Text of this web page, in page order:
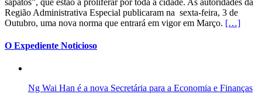
Região Administrativa Especial publicaram na sexta-feira, 3 de
Outubro, uma nova norma que entrará em vigor em Março. […]
O Expediente Noticioso
Ng Wai Han é a nova Secretária para a Economia e Finanças